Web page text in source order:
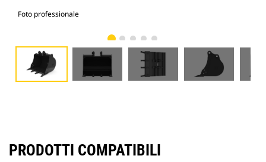
Foto professionale
PRODOTTI COMPATIBILI